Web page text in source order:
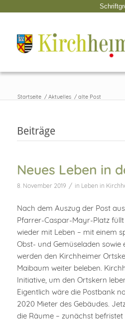
Startseite / Aktuelles / alte Post
Beiträge
Neues Leben in
8. November 2019 / in Leben in
Nach dem Auszug der Post
Pfarrer-Caspar-Mayr-Platz
wieder mit Leben – mit einem
Obst- und Gemüseladen sowie
werden den Kirchheimer
Maibaum weiter beleben.
Initiative, um den Ortskern
Eigentlich wäre die Postbank
2020 Mieter des Gebäudes.
die Räume – zunächst